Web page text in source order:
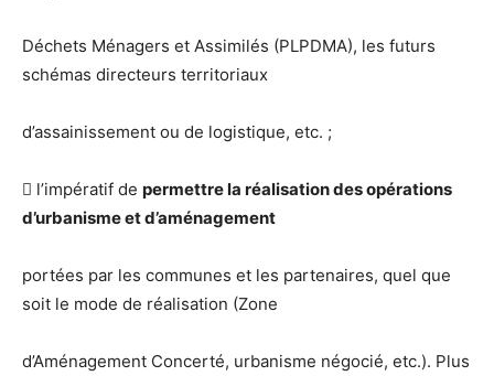
Déchets Ménagers et Assimilés (PLPDMA), les futurs
schémas directeurs territoriaux
d’assainissement ou de logistique, etc. ;
 l’impératif de permettre la réalisation des opérations
d’urbanisme et d’aménagement
portées par les communes et les partenaires, quel que
soit le mode de réalisation (Zone
d’Aménagement Concerté, urbanisme négocié, etc.). Plus